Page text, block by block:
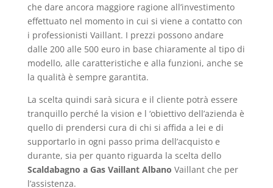
che dare ancora maggiore ragione all’investimento
effettuato nel momento in cui si viene a contatto con
i professionisti Vaillant. I prezzi possono andare
dalle 200 alle 500 euro in base chiaramente al tipo di
modello, alle caratteristiche e alla funzioni, anche se
la qualità è sempre garantita.
La scelta quindi sarà sicura e il cliente potrà essere
tranquillo perché la vision e l ‘obiettivo dell’azienda è
quello di prendersi cura di chi si affida a lei e di
supportarlo in ogni passo prima dell’acquisto e
durante, sia per quanto riguarda la scelta dello
Scaldabagno a Gas Vaillant Albano Vaillant che per
l’assistenza.